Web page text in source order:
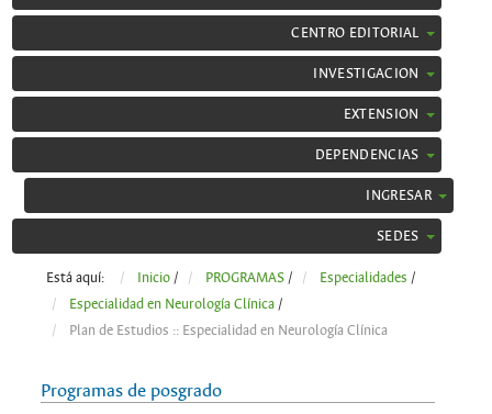
CENTRO EDITORIAL
INVESTIGACION
EXTENSION
DEPENDENCIAS
INGRESAR
SEDES
Está aquí: Inicio / PROGRAMAS / Especialidades /
Especialidad en Neurología Clínica /
Plan de Estudios :: Especialidad en Neurología Clínica
Programas de posgrado